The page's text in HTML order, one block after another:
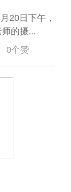
20日下午，
的摄...
0个赞